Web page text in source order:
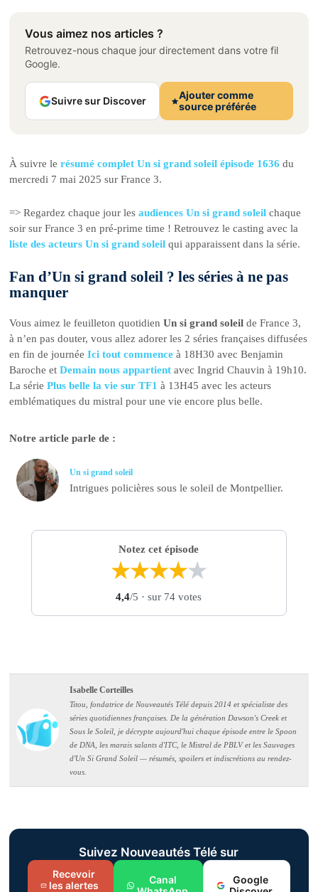
Vous aimez nos articles ?
Retrouvez-nous chaque jour directement dans votre fil
Google.
Suivre sur Discover
Ajouter comme
source préférée
À suivre lerésumé complet Un si grand soleil épisode 1636 du
mercredi 7 mai 2025 sur France 3.
=> Regardez chaque jour lesaudiences Un si grand soleil chaque
soir sur France 3 en pré-prime time ! Retrouvez le casting avec la
liste des acteurs Un si grand soleil qui apparaissent dans la série.
Fan d’Un si grand soleil ? les séries à ne pas
manquer
Vous aimez le feuilleton quotidienUn si grand soleil de France 3,
à n’en pas douter, vous allez adorer les 2 séries françaises diffusées
en fin de journéeIci tout commence à 18H30 avec Benjamin
Baroche etDemain nous appartient avec Ingrid Chauvin à 19h10.
La sériePlus belle la vie sur TF1 à 13H45 avec les acteurs
emblématiques du mistral pour une vie encore plus belle.
Notre article parle de :
Un si grand soleil
Intrigues policières sous le soleil de Montpellier.
Notez cet épisode
★★★★★
4,4/5 · sur 74 votes
Isabelle Corteilles
Titou, fondatrice de Nouveautés Télé depuis 2014 et spécialiste des
séries quotidiennes françaises. De la génération Dawson's Creek et
Sous le Soleil, je décrypte aujourd'hui chaque épisode entre le Spoon
de DNA, les marais salants d'ITC, le Mistral de PBLV et les Sauvages
d'Un Si Grand Soleil — résumés, spoilers et indiscrétions au rendez-
vous.
Suivez Nouveautés Télé sur
Recevoir
les alertes
Canal
Google